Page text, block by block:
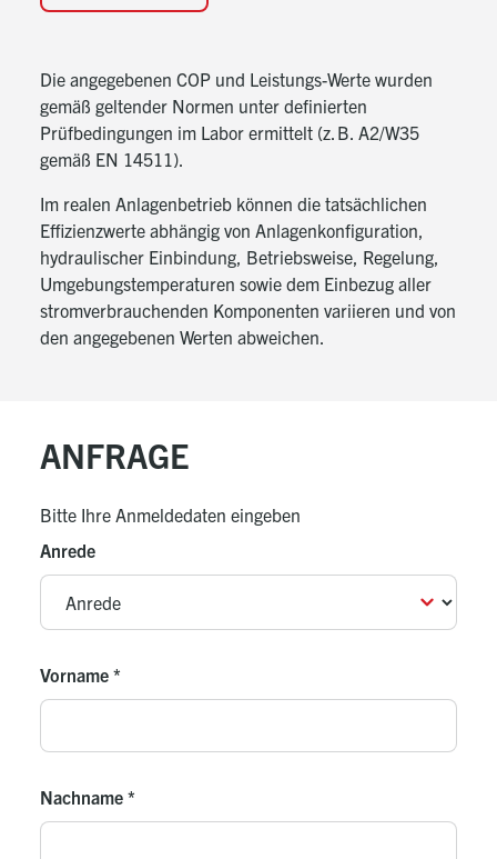
nur Wärmepumpe oder Wärmepumpe +
Zusatzheizung
Handwerkerfreundliche Einbringung in den
(Front nach oben!) und mit Tragegriffen bequem zu
zweit eingebracht werden.
Inklusive werksseitig montiertem Siphon für das
Kondensat
und Solaranlage bauseits sicherstellen, dass keine
maximal zulässige Heizungsvorlauftemperatur beträgt
Die angegebenen COP und Leistungs-Werte wurden
gemäß geltender Normen unter definierten
Prüfbedingungen im Labor ermittelt (z. B. A2/W35
gemäß EN 14511).
Im realen Anlagenbetrieb können die tatsächlichen
Effizienzwerte abhängig von Anlagenkonfiguration,
hydraulischer Einbindung, Betriebsweise, Regelung,
Umgebungstemperaturen sowie dem Einbezug aller
stromverbrauchenden Komponenten variieren und von
den angegebenen Werten abweichen.
ANFRAGE
Bitte Ihre Anmeldedaten eingeben
Anrede
Vorname *
Nachname *